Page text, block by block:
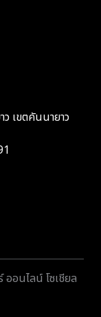
เขตคันนายาว
อนไลน์ โซเชียล